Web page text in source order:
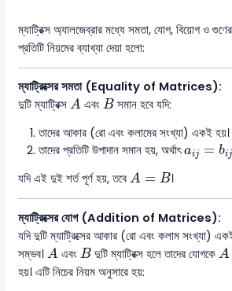
ম্যাট্রিক্স অ্যালজেব্রার মধ্যে সমতা, যোগ, বিয়োগ ও গুণের
প্রতিটি নিয়মের ব্যাখ্যা দেয়া হলো:
ম্যাট্রিক্সের সমতা (Equality of Matrices):
দুটি ম্যাট্রিক্সA
A এবংB
B সমান হবে যদি:
তাদের আকার (রো এবং কলামের সংখ্যা) একই হয়।
তাদের প্রতিটি উপাদান সমান হয়, অর্থাৎaij = bij
aij =b ij
যদি এই দুই শর্ত পূর্ণ হয়, তবেA = B
A ।
ম্যাট্রিক্সের যোগ (Addition of Matrices):
যদি দুটি ম্যাট্রিক্সের আকার (রো এবং কলাম সংখ্যা)
সম্ভব।A
A এবংB
B দুটি ম্যাট্রিক্স হলে তাদের যোগকেA
A
হয়। এটি নিচের নিয়ম অনুসারে হয়: